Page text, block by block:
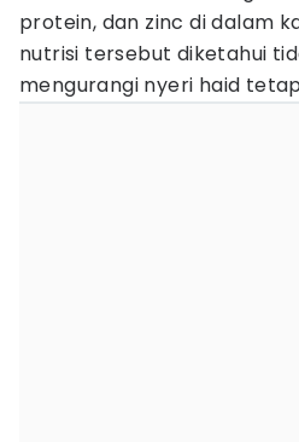
protein, dan zinc di dalam
nutrisi tersebut diketahui
mengurangi nyeri haid